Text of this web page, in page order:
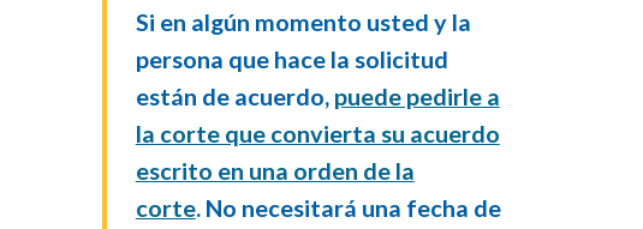
Si en algún momento usted y la
persona que hace la solicitud
están de acuerdo, puede pedirle a
la corte que convierta su acuerdo
escrito en una orden de la
corte. No necesitará una fecha de